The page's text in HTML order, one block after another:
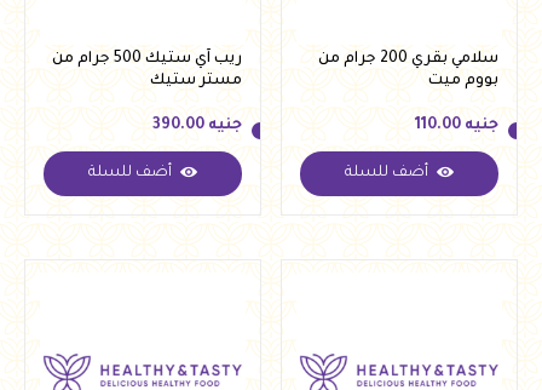
سلامي بقري 200 جرام من
بووم ميت
جنيه 110.00
جنيه 110.00
أضف للسلة
ريب آي ستيك 500 جرام من
مستر ستيك
جنيه 390.00
جنيه 390.00
أضف للسلة